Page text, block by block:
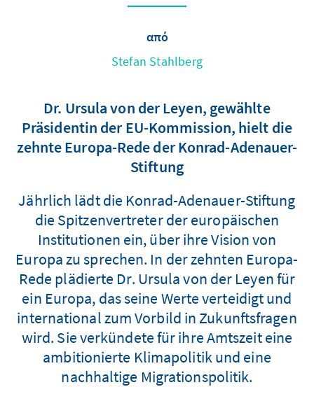
από
Stefan Stahlberg
Dr. Ursula von der Leyen, gewählte
Präsidentin der EU-Kommission, hielt die
zehnte Europa-Rede der Konrad-Adenauer-
Stiftung
Jährlich lädt die Konrad-Adenauer-Stiftung
die Spitzenvertreter der europäischen
Institutionen ein, über ihre Vision von
Europa zu sprechen. In der zehnten Europa-
Rede plädierte Dr. Ursula von der Leyen für
ein Europa, das seine Werte verteidigt und
international zum Vorbild in Zukunftsfragen
wird. Sie verkündete für ihre Amtszeit eine
ambitionierte Klimapolitik und eine
nachhaltige Migrationspolitik.